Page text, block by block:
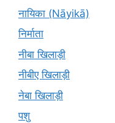
नायिका (Nāyikā)
निर्माता
नीबा खिलाड़ी
नीबीए खिलाड़ी
नेबा खिलाड़ी
पशु